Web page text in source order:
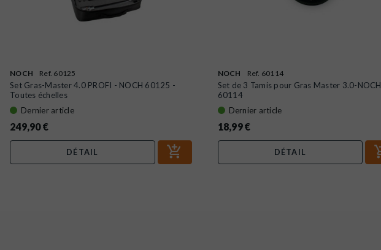
NOCH Ref. 60125
Set Gras-Master 4.0 PROFI - NOCH 60125 -
Toutes échelles
Dernier article
249,90 €
DÉTAIL
NOCH Ref. 60114
Set de 3 Tamis pour Gras Master 3.0-NOCH
60114
Dernier article
18,99 €
DÉTAIL